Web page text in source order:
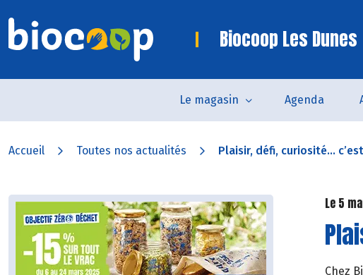
Biocoop Les Dunes
Le magasin Agenda
Accueil Toutes nos actualités Plaisir, défi, curiosité…
Le 5
Chez